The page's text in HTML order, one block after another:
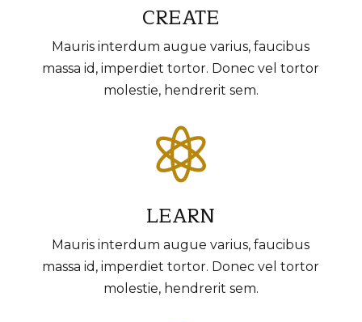
CREATE
Mauris interdum augue varius, faucibus
massa id, imperdiet tortor. Donec vel tortor
molestie, hendrerit sem.

LEARN
Mauris interdum augue varius, faucibus
massa id, imperdiet tortor. Donec vel tortor
molestie, hendrerit sem.